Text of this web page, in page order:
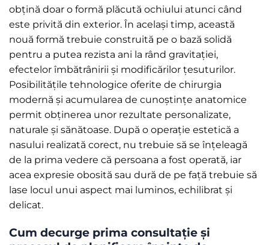
obțină doar o formă plăcută ochiului atunci când
este privită din exterior. În același timp, această
nouă formă trebuie construită pe o bază solidă
pentru a putea rezista ani la rând gravitației,
efectelor îmbătrânirii și modificărilor țesuturilor.
Posibilitățile tehnologice oferite de chirurgia
modernă și acumularea de cunoștințe anatomice
permit obținerea unor rezultate personalizate,
naturale și sănătoase. După o operație estetică a
nasului realizată corect, nu trebuie să se înțeleagă
de la prima vedere că persoana a fost operată, iar
acea expresie obosită sau dură de pe față trebuie să
lase locul unui aspect mai luminos, echilibrat și
delicat.
Cum decurge prima consultație și